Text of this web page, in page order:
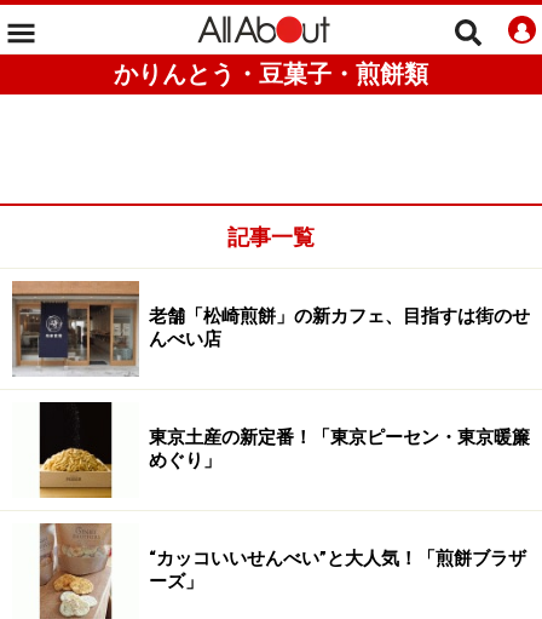
かりんとう・豆菓子・煎餅類
記事一覧
老舗「松崎煎餅」の新カフェ、目指すは街のせ
んべい店
東京土産の新定番！「東京ピーセン・東京暖簾
めぐり」
“カッコいいせんべい”と大人気！「煎餅ブラザ
ーズ」